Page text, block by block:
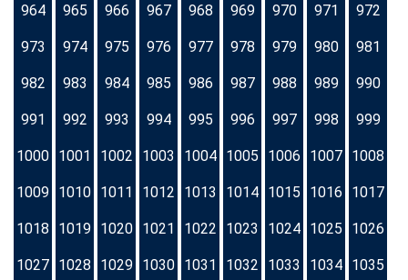
964 965 966 967 968 969 970 971 972
973 974 975 976 977 978 979 980 981
982 983 984 985 986 987 988 989 990
991 992 993 994 995 996 997 998 999
1000 1001 1002 1003 1004 1005 1006 1007 1008
1009 1010 1011 1012 1013 1014 1015 1016 1017
1018 1019 1020 1021 1022 1023 1024 1025 1026
1027 1028 1029 1030 1031 1032 1033 1034 1035